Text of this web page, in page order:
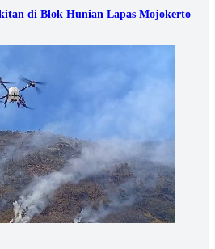
di Blok Hunian Lapas Mojokerto